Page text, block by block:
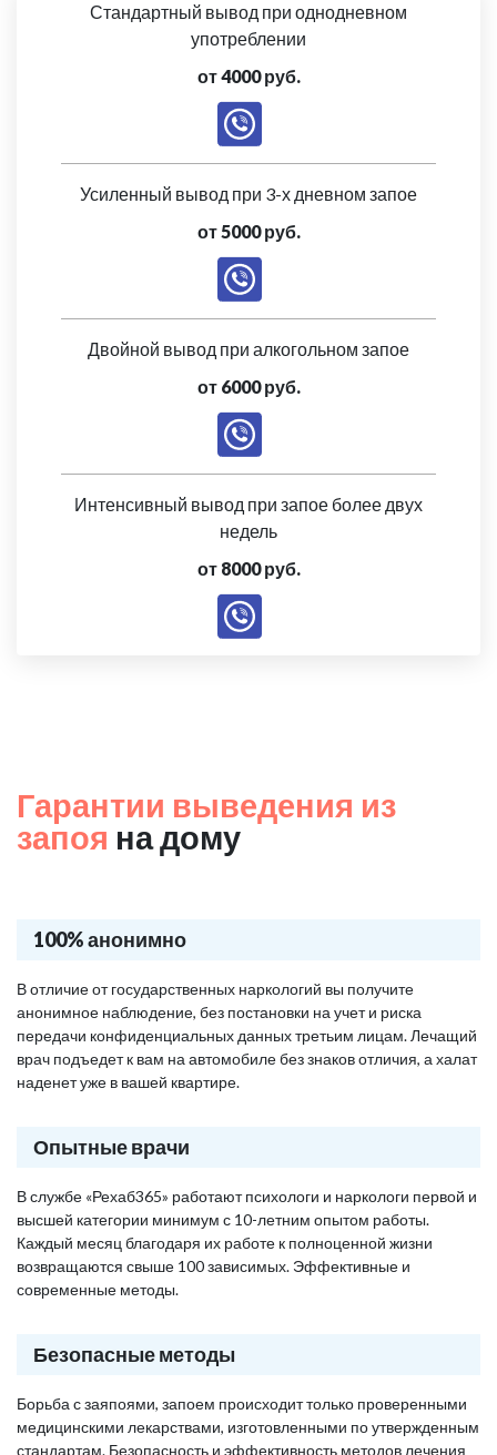
Стандартный вывод при однодневном
употреблении
от 4000 руб.
Усиленный вывод при 3-х дневном запое
от 5000 руб.
Двойной вывод при алкогольном запое
от 6000 руб.
Интенсивный вывод при запое более двух
недель
от 8000 руб.
Гарантии выведения из
запоя на дому
100% анонимно
В отличие от государственных наркологий вы получите
анонимное наблюдение, без постановки на учет и риска
передачи конфиденциальных данных третьим лицам. Лечащий
врач подъедет к вам на автомобиле без знаков отличия, а халат
наденет уже в вашей квартире.
Опытные врачи
В службе «Рехаб365» работают психологи и наркологи первой и
высшей категории минимум с 10-летним опытом работы.
Каждый месяц благодаря их работе к полноценной жизни
возвращаются свыше 100 зависимых. Эффективные и
современные методы.
Безопасные методы
Борьба с заяпоями, запоем происходит только проверенными
медицинскими лекарствами, изготовленными по утвержденным
стандартам. Безопасность и эффективность методов лечения